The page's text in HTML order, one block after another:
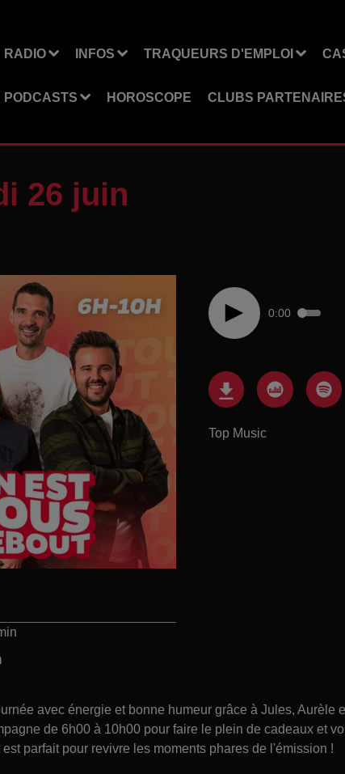
RADIO INFOS TRAQUEURS D'EMPLOI
PODCASTS HOROSCOPE CLUBS
26 juin
0:00
Top Music
avec énergie et bonne humeur grâce à Jules, Aurèle
de 6h00 à 10h00 pour faire le plein de cadeaux et
parfait pour revivre les moments phares de l'émission !